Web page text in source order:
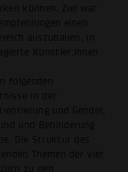
können. Ziel war
einen
auszubauen, in
Künstler:innen
folgenden
in der
und Gender,
und Behinderung
Die Struktur des
Themen der vier
zu den